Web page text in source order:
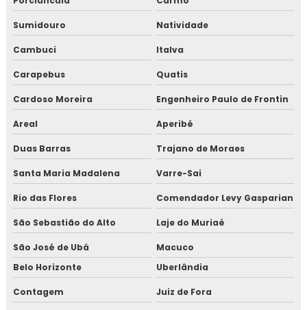
22000
Consultoria em norma brc
Consultoria na norma FSSC 22000
Consultoria em plano gerenciamento de resíduos sólidos
Consultoria em política da qualidade
Consultoria em processos e elaboração de relatório de
auditoria
Consultoria em rastreabilidade e recall
Consultoria em reciclagem auditores internos iso9001
Sumidouro Natividade
Cambuci Italva
Carapebus Quatis
Cardoso Moreira Engenheiro Paulo de Frontin
Areal Aperibé
Duas Barras Trajano de Moraes
Santa Maria Madalena Varre-Sai
Rio das Flores Comendador Levy Gasparian
São Sebastião do Alto Laje do Muriaé
São José de Ubá
Macuco
Belo Horizonte
Uberlândia
Contagem Juiz de Fora